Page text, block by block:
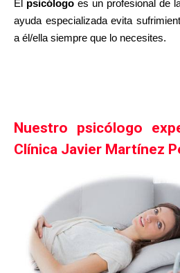
El psicólogo es un profesional de
ayuda especializada evita
a él/ella siempre que lo necesites.
Nuestro psicólogo
Clínica Javier Martínez